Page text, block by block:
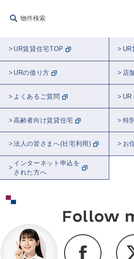
物件検索
UR賃貸住宅TOP UR
URの借り方 店
よくあるご質問 UR
高齢者向け賃貸住宅 特
法人の皆さまへ(社宅利用) お
インターネット申込を
された方へ